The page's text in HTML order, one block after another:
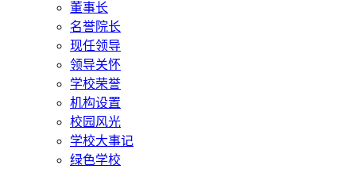
董事长
名誉院长
现任领导
领导关怀
学校荣誉
机构设置
校园风光
学校大事记
绿色学校